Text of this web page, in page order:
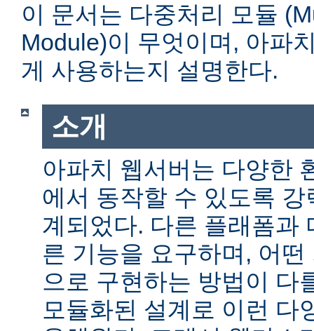
이 문서는 다중처리 모듈
Module)이 무엇이며, 아파
게 사용하는지 설명한다.
소개
아파치 웹서버는 다양한
에서 동작할 수 있도록
계되었다. 다른 플래폼과
른 기능을 요구하며, 어
으로 구현하는 방법이 다
모듈화된 설계로 이런 다